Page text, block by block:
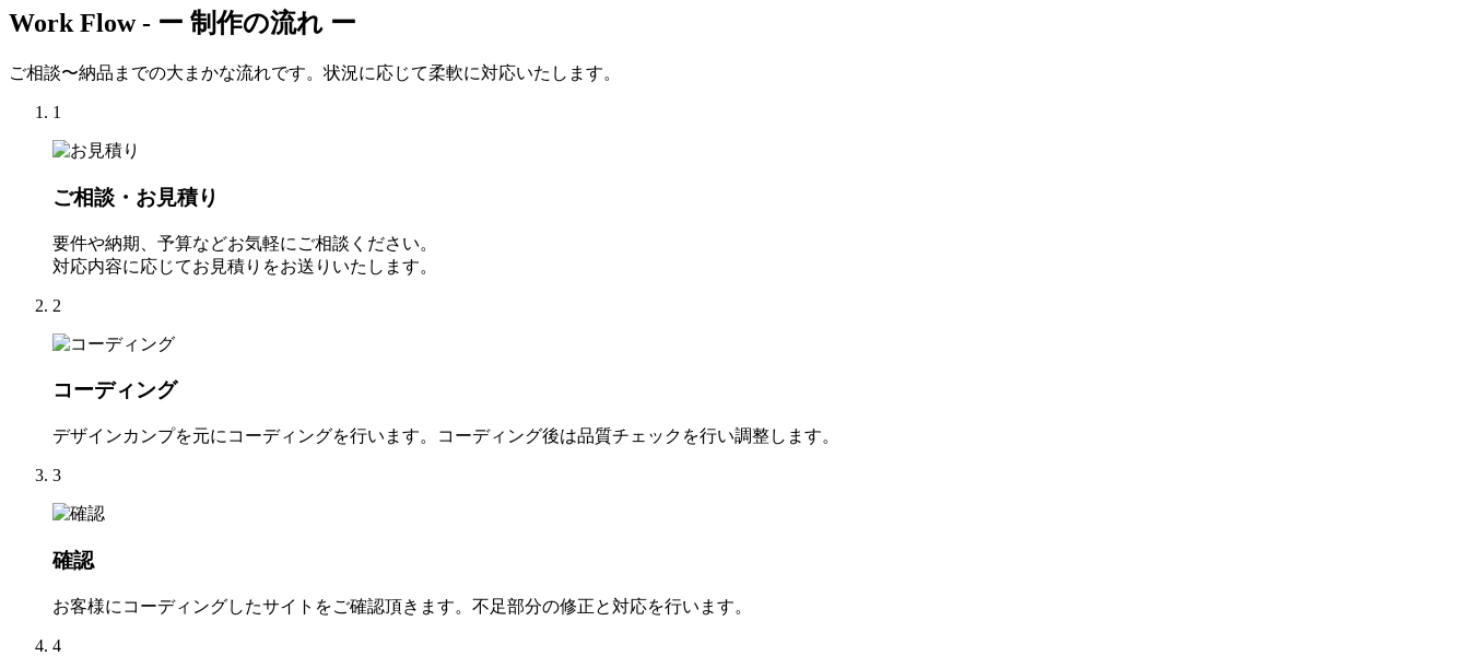
Work Flow - ー 制作の流れ ー
ご相談〜納品までの大まかな流れです。状況に応じて柔軟に対応いたします。
1
ご相談・お見積り
要件や納期、予算などお気軽にご相談ください。
対応内容に応じてお見積りをお送りいたします。
2
コーディング
デザインカンプを元にコーディングを行います。コーディング後は品質チェックを行い調整します。
3
確認
お客様にコーディングしたサイトをご確認頂きます。不足部分の修正と対応を行います。
4